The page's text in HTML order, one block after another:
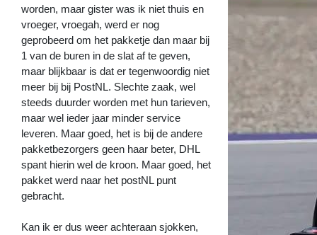
worden, maar gister was ik niet thuis en
vroeger, vroegah, werd er nog
geprobeerd om het pakketje dan maar bij
1 van de buren in de slat af te geven,
maar blijkbaar is dat er tegenwoordig niet
meer bij bij PostNL. Slechte zaak, wel
steeds duurder worden met hun tarieven,
maar wel ieder jaar minder service
leveren. Maar goed, het is bij de andere
pakketbezorgers geen haar beter, DHL
spant hierin wel de kroon. Maar goed, het
pakket werd naar het postNL punt
gebracht.
Kan ik er dus weer achteraan sjokken,